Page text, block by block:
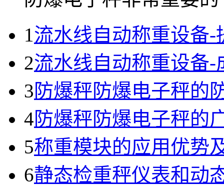
1 流水线自动称重设备-
2流水线自动称重设备-
3防爆秤防爆电子秤的
4防爆秤防爆电子秤的
5称重模块的应用优势
6静态检重秤仪表和动